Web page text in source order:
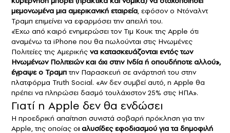
μεμονωμένα μια αμερικανική εταιρεία, εφόσον ο Ντόναλντ
Τραμπ επιμείνει να εφαρμόσει την απειλή του.
«Έχω από καιρό ενημερώσει τον Τιμ Κουκ της Apple ότι
αναμένω τα iPhone που θα πωλούνται στις Ηνωμένες
Πολιτείες της Αμερικής να κατασκευάζονται εντός των
Ηνωμένων Πολιτειών και όχι στην Ινδία ή οπουδήποτε αλλού»,
έγραψε ο Τραμπτην Παρασκευή σε ανάρτησή του στην
πλατφόρμα Truth Social. «Αν δεν συμβεί αυτό, η Apple θα
πρέπει να πληρώσει δασμό τουλάχιστον 25% στις ΗΠΑ».
Γιατί η Apple δεν θα ενδώσει
Η προεδρική απαίτηση συνιστά σοβαρή πρόκληση για την
Apple, της οποίας οι αλυσίδες εφοδιασμού για τα δημοφιλή